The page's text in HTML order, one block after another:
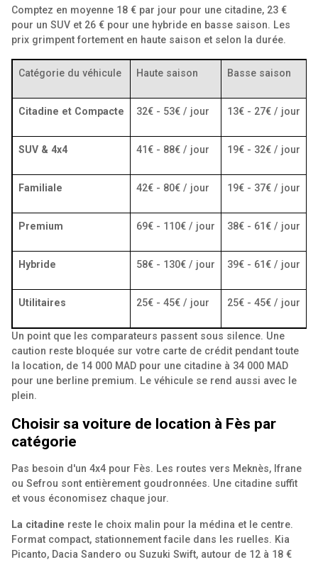
Comptez en moyenne 18 € par jour pour une citadine, 23 €
pour un SUV et 26 € pour une hybride en basse saison. Les
prix grimpent fortement en haute saison et selon la durée.
Catégorie du véhicule Haute saison Basse saison
Citadine et Compacte 32€ - 53€ / jour 13€ - 27€ / jour
SUV & 4x4 41€ - 88€ / jour 19€ - 32€ / jour
Familiale 42€ - 80€ / jour 19€ - 37€ / jour
Premium 69€ - 110€ / jour 38€ - 61€ / jour
Hybride 58€ - 130€ / jour 39€ - 61€ / jour
Utilitaires 25€ - 45€ / jour 25€ - 45€ / jour
Un point que les comparateurs passent sous silence. Une
caution reste bloquée sur votre carte de crédit pendant toute
la location, de 14 000 MAD pour une citadine à 34 000 MAD
pour une berline premium. Le véhicule se rend aussi avec le
plein.
Choisir sa voiture de location à Fès par
catégorie
Pas besoin d'un 4x4 pour Fès. Les routes vers Meknès, Ifrane
ou Sefrou sont entièrement goudronnées. Une citadine suffit
et vous économisez chaque jour.
La citadine reste le choix malin pour la médina et le centre.
Format compact, stationnement facile dans les ruelles. Kia
Picanto, Dacia Sandero ou Suzuki Swift, autour de 12 à 18 €